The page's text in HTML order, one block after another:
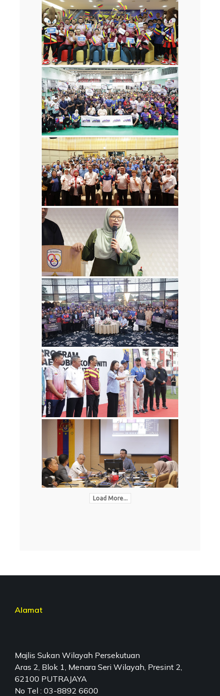
Load More...
Alamat
Majlis Sukan Wilayah Persekutuan
Aras 2, Blok 1, Menara Seri Wilayah, Presint 2,
62100 PUTRAJAYA
No Tel : 03-8892 6600